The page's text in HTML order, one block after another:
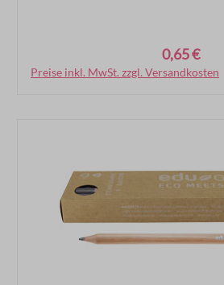
0,65 €
Preise inkl. MwSt. zzgl. Versandkosten
In den Warenkorb